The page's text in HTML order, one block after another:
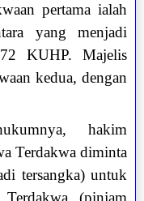
pertama ialah
yang menjadi
KUHP. Majelis
kedua, dengan
hakim
Terdakwa diminta
tersangka) untuk
(pinjam